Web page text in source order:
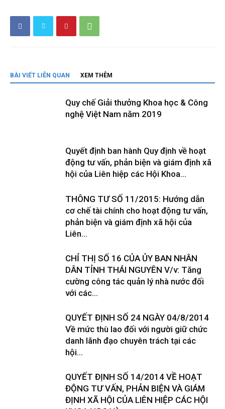
BÀI VIẾT LIÊN QUAN XEM THÊM
Quy chế Giải thưởng Khoa học & Công
nghệ Việt Nam năm 2019
Quyết định ban hành Quy định về hoạt
động tư vấn, phản biện và giám định xã
hội của Liên hiệp các Hội Khoa...
THÔNG TƯ SỐ 11/2015: Hướng dẫn
cơ chế tài chính cho hoạt động tư vấn,
phản biện và giám định xã hội của
Liên...
CHỈ THỊ SỐ 16 CỦA ỦY BAN NHÂN
DÂN TỈNH THÁI NGUYÊN V/v: Tăng
cường công tác quản lý nhà nước đối
với các...
QUYẾT ĐỊNH SỐ 24 NGÀY 04/8/2014
Về mức thù lao đối với người giữ chức
danh lãnh đạo chuyên trách tại các
hội...
QUYẾT ĐỊNH SỐ 14/2014 VỀ HOẠT
ĐỘNG TƯ VẤN, PHẢN BIỆN VÀ GIÁM
ĐỊNH XÃ HỘI CỦA LIÊN HIỆP CÁC HỘI